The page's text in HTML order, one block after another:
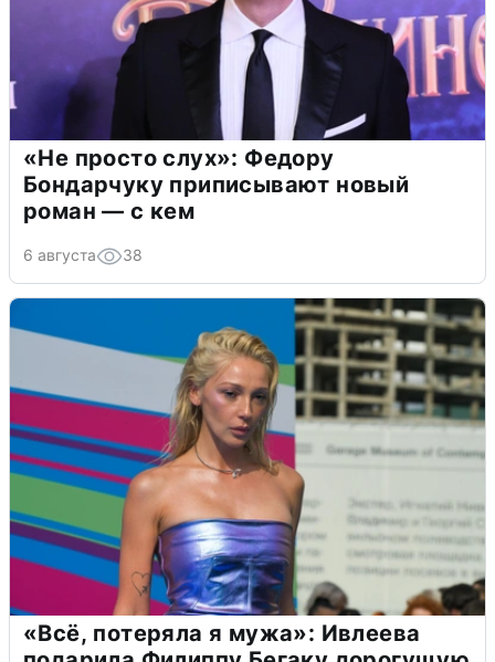
«Не просто слух»: Федору
Бондарчуку приписывают новый
роман — с кем
6 августа 38
«Всё, потеряла я мужа»: Ивлеева